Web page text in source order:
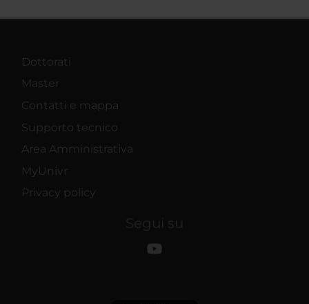
Dottorati
Master
Contatti e mappa
Supporto tecnico
Area Amministrativa
MyUnivr
Privacy policy
Segui su